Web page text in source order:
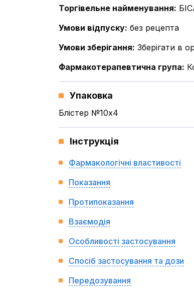
Торгівельне найменування:
Умови відпуску: без рецепта
Умови зберігання: Зберігати в
Фармакотерапевтична група:
Упаковка
Блістер №10x4
Інструкція
Фармакологічні властивості
Показання
Протипоказання
Взаємодія
Особливості застосування
Спосіб застосування та дози
Передозування